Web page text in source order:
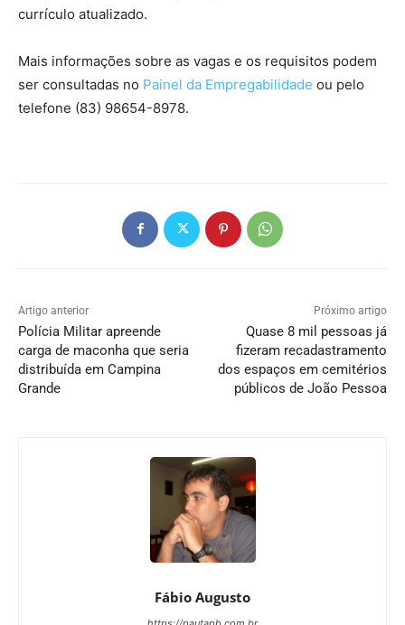
currículo atualizado.
Mais informações sobre as vagas e os requisitos podem
ser consultadas no Painel da Empregabilidade ou pelo
telefone (83) 98654-8978.
Artigo anterior
Polícia Militar apreende
carga de maconha que seria
distribuída em Campina
Grande
Próximo artigo
Quase 8 mil pessoas já
fizeram recadastramento
dos espaços em cemitérios
públicos de João Pessoa
Fábio Augusto